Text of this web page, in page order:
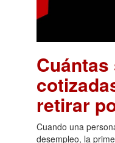
retirar
Cuando una
desempleo, la